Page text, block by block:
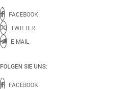
FACEBOOK
TWITTER
E-MAIL
FOLGEN SIE UNS:
FACEBOOK